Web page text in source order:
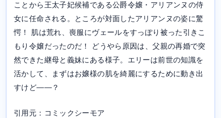
ことから王太子妃候補である公爵令嬢・アリアンヌの侍
女に任命される。ところが対面したアリアンヌの姿に驚
愕！ 肌は荒れ、喪服にヴェールをすっぽり被った引きこ
もり令嬢だったのだ！ どうやら原因は、父親の再婚で突
然できた継母と義妹にある様子。エリーは前世の知識を
活かして、まずはお嬢様の肌を綺麗にするために動き出
すけど――？
引用元：コミックシーモア